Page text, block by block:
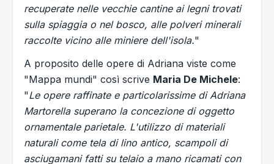
recuperate nelle vecchie cantine ai legni trovati
sulla spiaggia o nel bosco, alle polveri minerali
raccolte vicino alle miniere dell'isola."
A proposito delle opere di Adriana viste come
"Mappa mundi" così scrive Maria De Michele:
"Le opere raffinate e particolarissime di Adriana
Martorella superano la concezione di oggetto
ornamentale parietale. L'utilizzo di materiali
naturali come tela di lino antico, scampoli di
asciugamani fatti su telaio a mano ricamati con